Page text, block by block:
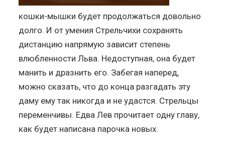
кошки-мышки будет продолжаться довольно
долго. И от умения Стрельчихи сохранять
дистанцию напрямую зависит степень
влюбленности Льва. Недоступная, она будет
манить и дразнить его. Забегая наперед,
можно сказать, что до конца разгадать эту
даму ему так никогда и не удастся. Стрельцы
переменчивы. Едва Лев прочитает одну главу,
как будет написана парочка новых.